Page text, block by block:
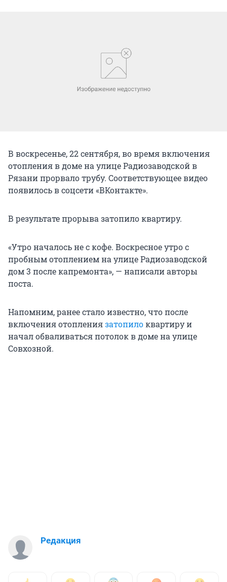
В воскресенье, 22 сентября, во время включения
отопления в доме на улице Радиозаводской в
Рязани прорвало трубу. Соответствующее видео
появилось в соцсети «ВКонтакте».
В результате прорыва затопило квартиру.
«Утро началось не с кофе. Воскресное утро с
пробным отоплением на улице Радиозаводской
дом 3 после капремонта», — написали авторы
поста.
Напомним, ранее стало известно, что после
включения отоплениязатопилоквартиру и
начал обваливаться потолок в доме на улице
Совхозной.
Редакция